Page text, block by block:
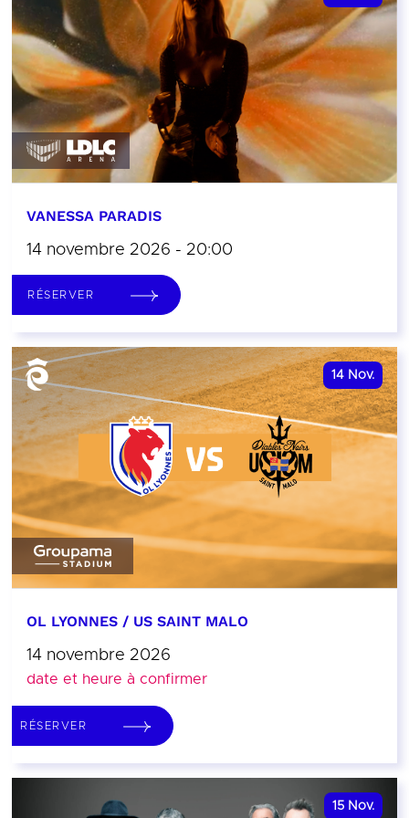
VANESSA PARADIS
14 novembre 2026 - 20:00
RÉSERVER
14 Nov.
OL LYONNES / US SAINT MALO
14 novembre 2026
date et heure à confirmer
RÉSERVER
15 Nov.